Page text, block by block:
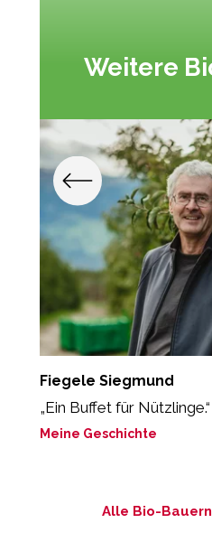
Weitere
Fiegele Siegmund
„Ein Buffet für Nützlinge.“
Meine Geschichte
Alle Bio-